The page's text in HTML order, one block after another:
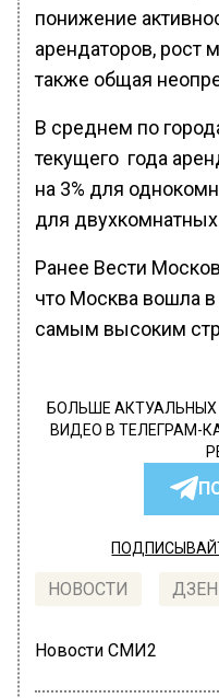
понижение
арендаторов, рост
также общая
В среднем по
текущего года
на 3% для
для
Ранее Вести
что Москва вошла
самым высоким
БОЛЬШЕ
ВИДЕО В ТЕЛЕГРАМ-
НОВОСТИ ДЗЕН
Новости СМИ2